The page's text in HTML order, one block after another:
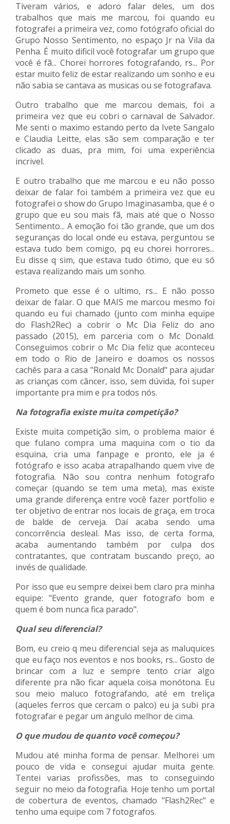
Tiveram vários, e adoro falar deles, um dos
trabalhos que mais me marcou, foi quando eu
fotografei a primeira vez, como fotógrafo oficial do
Grupo Nosso Sentimento, no espaço Jr na Vila da
Penha. É muito dificil você fotografar um grupo que
você é fã... Chorei horrores fotografando, rs... Por
estar muito feliz de estar realizando um sonho e eu
não sabia se cantava as musicas ou se fotografava.
Outro trabalho que me marcou demais, foi a
primeira vez que eu cobri o carnaval de Salvador.
Me senti o maximo estando perto da Ivete Sangalo
e Claudia Leitte, elas são sem comparação e ter
clicado as duas, pra mim, foi uma experiência
incrivel.
E outro trabalho que me marcou e eu não posso
deixar de falar foi também a primeira vez que eu
fotografei o show do Grupo Imaginasamba, que é o
grupo que eu sou mais fã, mais até que o Nosso
Sentimento... A emoção foi tão grande, que um dos
seguranças do local onde eu estava, perguntou se
estava tudo bem comigo, pq eu chorei horrores...
Eu disse q sim, que estava tudo ótimo, que eu só
estava realizando mais um sonho.
Prometo que esse é o ultimo, rs... E não posso
deixar de falar. O que MAIS me marcou mesmo foi
quando eu fui chamado (junto com minha equipe
do Flash2Rec) a cobrir o Mc Dia Feliz do ano
passado (2015), em parceria com o Mc Donald.
Conseguimos cobrir o Mc Dia feliz que aconteceu
em todo o Rio de Janeiro e doamos os nossos
cachês para a casa "Ronald Mc Donald" para ajudar
as crianças com câncer, isso, sem dúvida, foi super
importante pra mim e pra todos nós.
Na fotografia existe muita competição?
Existe muita competição sim, o problema maior é
que fulano compra uma maquina com o tio da
esquina, cria uma fanpage e pronto, ele ja é
fotógrafo e isso acaba atrapalhando quem vive de
fotografia. Não sou contra nenhum fotografo
começar (quando se tem uma meta), mas existe
uma grande diferença entre você fazer portfolio e
ter objetivo de entrar nos locais de graça, em troca
de balde de cerveja. Daí acaba sendo uma
concorrência desleal. Mas isso, de certa forma,
acaba aumentando também por culpa dos
contratantes, que contratam buscando preço, ao
invés de qualidade.
Por isso que eu sempre deixei bem claro pra minha
equipe: "Evento grande, quer fotografo bom e
quem é bom nunca fica parado".
Qual seu diferencial?
Bom, eu creio q meu diferencial seja as maluquices
que eu faço nos eventos e nos books, rs... Gosto de
brincar com a luz e sempre tento criar algo
diferente pra não ficar aquela coisa monótona. Eu
sou meio maluco fotografando, até em treliça
(aqueles ferros que cercam o palco) eu ja subi pra
fotografar e pegar um angulo melhor de cima.
O que mudou de quanto você começou?
Mudou até minha forma de pensar. Melhorei um
pouco de vida e consegui ajudar muita gente.
Tentei varias profissões, mas to conseguindo
seguir no meio da fotografia. Hoje tenho um portal
de cobertura de eventos, chamado "Flash2Rec" e
tenho uma equipe com 7 fotografos.